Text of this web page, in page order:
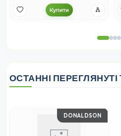
Купити
ОСТАННІ
DONALDSON